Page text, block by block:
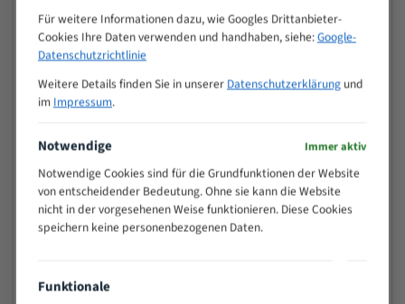
M (mm)
Zähne pro
Zoll (ZpZ))
>
10/14
15 - 40
8/12
25 - 50
35 - 70
80 - 180
3/4
130 -
350
2/3
200 -
Für weitere Informationen dazu, wie Googles Drittanbieter-
Cookies Ihre Daten verwenden und handhaben, siehe:Google-
Datenschutzrichtlinie
Weitere Details finden Sie in unserer Datenschutzerklärungund
im Impressum.
Notwendige Immer aktiv
Notwendige Cookies sind für die Grundfunktionen der Website
von entscheidender Bedeutung. Ohne sie kann die Website
nicht in der vorgesehenen Weise funktionieren. Diese Cookies
speichern keine personenbezogenen Daten.
Funktionale